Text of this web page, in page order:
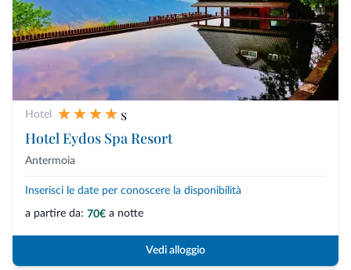
Hotel
s
Hotel Eydos Spa Resort
Antermoia
Inserisci le date per conoscere la disponibilità
a partire da: 70€ a notte
Vedi alloggio